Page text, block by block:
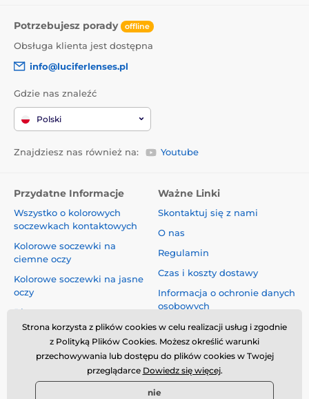
Potrzebujesz porady offline
Obsługa klienta jest dostępna
info@luciferlenses.pl
Gdzie nas znaleźć
Polski
Znajdziesz nas również na: Youtube
Przydatne Informacje
Wszystko o kolorowych
soczewkach kontaktowych
Kolorowe soczewki na
ciemne oczy
Kolorowe soczewki na jasne
oczy
Blog
Ważne Linki
Skontaktuj się z nami
O nas
Regulamin
Czas i koszty dostawy
Informacja o ochronie danych
osobowych
Reklamacje i Odstąpienie od
Umowy
Bezpieczeństwo i jakość bez
kompromisów
Strona korzysta z plików cookies w celu realizacji usług i zgodnie
z Polityką Plików Cookies. Możesz określić warunki
przechowywania lub dostępu do plików cookies w Twojej
przeglądarce Dowiedz się więcej.
nie